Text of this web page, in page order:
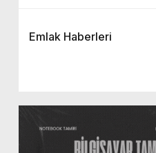
Emlak Haberleri